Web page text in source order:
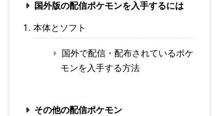
国外版の配信ポケモンを入手するには
本体とソフト
国外で配信・配布されているポケ
モンを入手する方法
その他の配信ポケモン